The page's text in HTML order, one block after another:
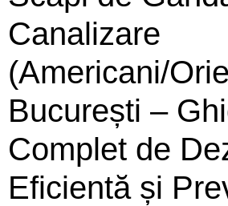
Canalizare
(Americani/
București –
Complet de
Eficientă și